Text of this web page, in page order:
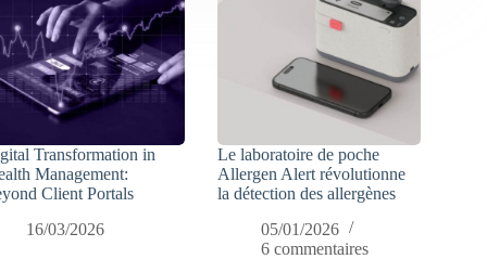
Transformation in
Management:
Client Portals
16/03/2026
Le laboratoire de poche
Allergen Alert révolutionne
la détection des allergènes
05/01/2026
6 commentaires